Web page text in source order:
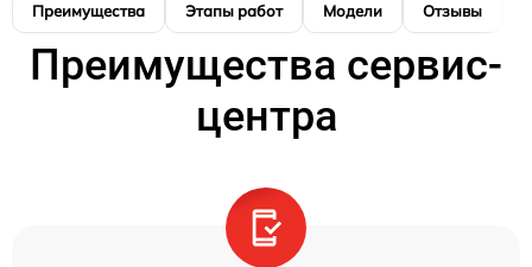
Преимущества Этапы работ Модели Отзывы
Преимущества сервис-
центра